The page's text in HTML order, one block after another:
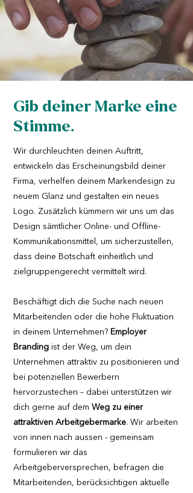
Gib deiner Marke eine
Stimme.
Wir durchleuchten deinen Auftritt,
entwickeln das Erscheinungsbild deiner
Firma, verhelfen deinem Markendesign zu
neuem Glanz und gestalten ein neues
Logo. Zusätzlich kümmern wir uns um das
Design sämtlicher Online- und Offline-
Kommunikationsmittel, um sicherzustellen,
dass deine Botschaft einheitlich und
zielgruppengerecht vermittelt wird.
Beschäftigt dich die Suche nach neuen
Mitarbeitenden oder die hohe Fluktuation
in deinem Unternehmen? Employer
Branding ist der Weg, um dein
Unternehmen attraktiv zu positionieren und
bei potenziellen Bewerbern
hervorzustechen – dabei unterstützen wir
dich gerne auf dem Weg zu einer
attraktiven Arbeitgebermarke. Wir arbeiten
von innen nach aussen - gemeinsam
formulieren wir das
Arbeitgeberversprechen, befragen die
Mitarbeitenden, berücksichtigen aktuelle